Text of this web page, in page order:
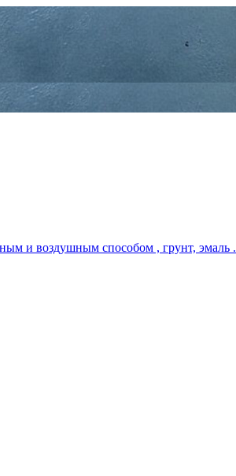
и воздушным способом , грунт, эмаль .